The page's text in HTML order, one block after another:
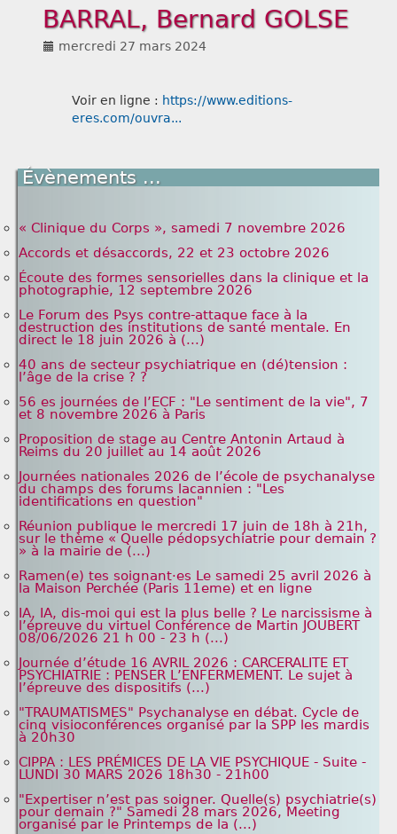
BARRAL, Bernard GOLSE
mercredi 27 mars 2024
Voir en ligne : https://www.editions-
eres.com/ouvra...
Évènements ...
« Clinique du Corps », samedi 7 novembre 2026
Accords et désaccords, 22 et 23 octobre 2026
Écoute des formes sensorielles dans la clinique et la
photographie, 12 septembre 2026
Le Forum des Psys contre-attaque face à la
destruction des institutions de santé mentale. En
direct le 18 juin 2026 à (...)
40 ans de secteur psychiatrique en (dé)tension :
l’âge de la crise ? ?
56 es journées de l’ECF : "Le sentiment de la vie", 7
et 8 novembre 2026 à Paris
Proposition de stage au Centre Antonin Artaud à
Reims du 20 juillet au 14 août 2026
Journées nationales 2026 de l’école de psychanalyse
du champs des forums lacannien : "Les
identifications en question"
Réunion publique le mercredi 17 juin de 18h à 21h,
sur le thème « Quelle pédopsychiatrie pour demain ?
» à la mairie de (...)
Ramen(e) tes soignant·es Le samedi 25 avril 2026 à
la Maison Perchée (Paris 11eme) et en ligne
IA, IA, dis-moi qui est la plus belle ? Le narcissisme à
l’épreuve du virtuel Conférence de Martin JOUBERT
08/06/2026 21 h 00 - 23 h (...)
Journée d’étude 16 AVRIL 2026 : CARCERALITE ET
PSYCHIATRIE : PENSER L’ENFERMEMENT. Le sujet à
l’épreuve des dispositifs (...)
"TRAUMATISMES" Psychanalyse en débat. Cycle de
cinq visioconférences organisé par la SPP les mardis
à 20h30
CIPPA : LES PRÉMICES DE LA VIE PSYCHIQUE - Suite -
LUNDI 30 MARS 2026 18h30 - 21h00
"Expertiser n’est pas soigner. Quelle(s) psychiatrie(s)
pour demain ?" Samedi 28 mars 2026, Meeting
organisé par le Printemps de la (...)